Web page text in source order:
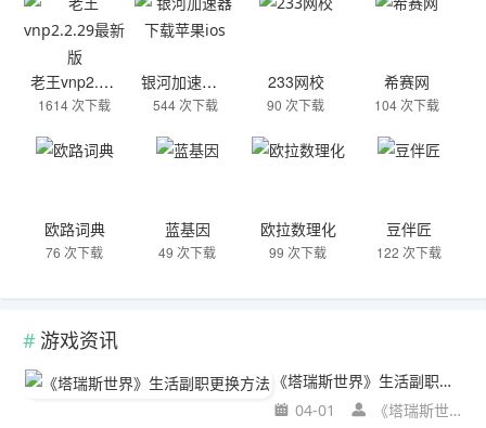
老王vnp2.2.29最新版
1614 次下载
银河加速器下载苹果ios
544 次下载
233网校
90 次下载
希赛网
104 次下载
欧路词典
76 次下载
蓝基因
49 次下载
欧拉数理化
99 次下载
豆伴匠
122 次下载
游戏资讯
《塔瑞斯世界》生活副职更换方法
04-01
《塔瑞斯世界》生活副职更换方法